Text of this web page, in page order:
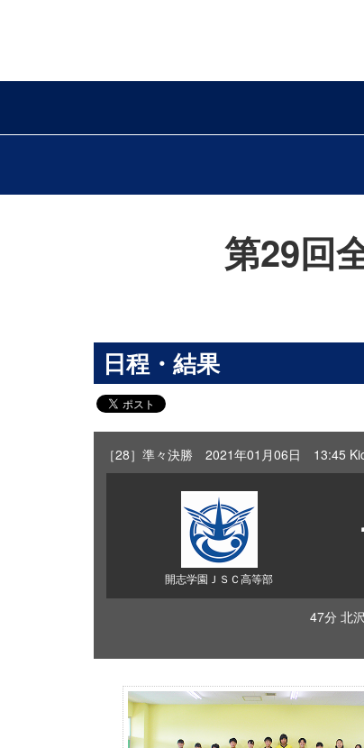
第29回
日程・結果
［28］準々決勝 2021年01月06日 13:45
開志学園ＪＳＣ高等部
47分 北